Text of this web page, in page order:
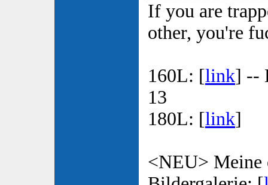
If you are
other, you're
160L: [link] --
13
180L: [link]
<NEU> Meine